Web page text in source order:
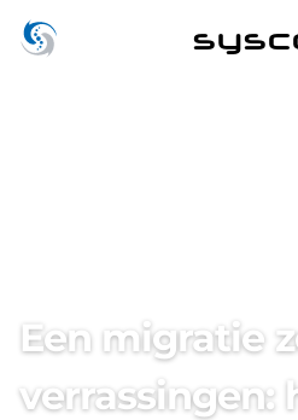
Een migratie
verrassingen: